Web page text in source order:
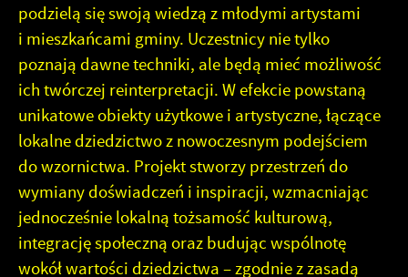
podzielą się swoją wiedzą z młodymi artystami
i mieszkańcami gminy. Uczestnicy nie tylko
poznają dawne techniki, ale będą mieć możliwość
ich twórczej reinterpretacji. W efekcie powstaną
unikatowe obiekty użytkowe i artystyczne, łączące
lokalne dziedzictwo z nowoczesnym podejściem
do wzornictwa. Projekt stworzy przestrzeń do
wymiany doświadczeń i inspiracji, wzmacniając
jednocześnie lokalną tożsamość kulturową,
integrację społeczną oraz budując wspólnotę
wokół wartości dziedzictwa – zgodnie z zasadą